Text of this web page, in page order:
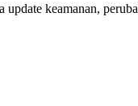
keamanan,